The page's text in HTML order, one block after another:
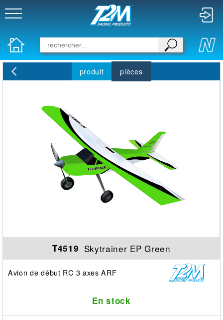
produit pièces
T4519 Skytrainer EP Green
Avion de début RC 3 axes ARF
En stock